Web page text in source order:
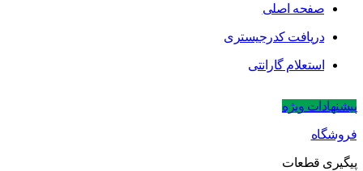
صفحه اصلی
دریافت کدرجیستری
استعلام گارانتی
پیشنهادات ویژه
فروشگاه
پیگیری قطعات